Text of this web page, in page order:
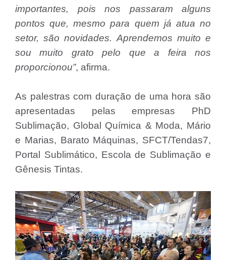
importantes, pois nos passaram alguns
pontos que, mesmo para quem já atua no
setor, são novidades. Aprendemos muito e
sou muito grato pelo que a feira nos
proporcionou”, afirma.
As palestras com duração de uma hora são
apresentadas pelas empresas PhD
Sublimação, Global Química & Moda, Mário
e Marias, Barato Máquinas, SFCT/Tendas7,
Portal Sublimático, Escola de Sublimação e
Gênesis Tintas.